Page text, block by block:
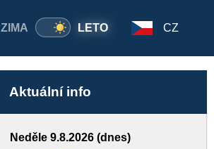
ZIMA LETO CZ
Aktuální info
Neděle 9.8.2026 (dnes)